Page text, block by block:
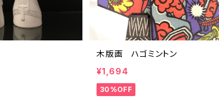
木版画 ハゴミントン
¥1,694
30%OFF